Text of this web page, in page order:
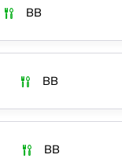
BB
BB
BB